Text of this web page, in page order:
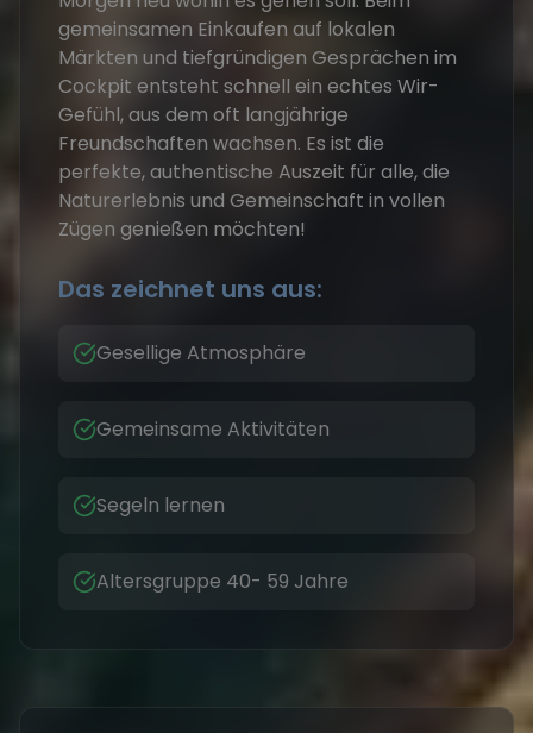
gemeinsamen Einkaufen auf lokalen
Märkten und tiefgründigen Gesprächen im
Cockpit entsteht schnell ein echtes Wir-
Gefühl, aus dem oft langjährige
Freundschaften wachsen. Es ist die
perfekte, authentische Auszeit für alle, die
Naturerlebnis und Gemeinschaft in vollen
Zügen genießen möchten!
Das zeichnet uns aus:
Gesellige Atmosphäre
Gemeinsame Aktivitäten
Segeln lernen
Altersgruppe 40- 59 Jahre